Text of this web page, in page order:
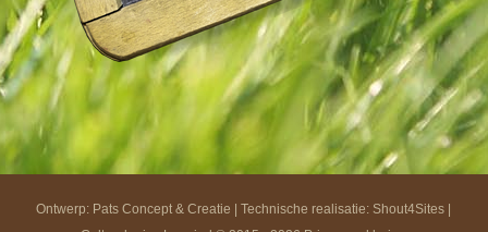
Ontwerp: Pats Concept & Creatie | Technische realisatie: Shout4Sites